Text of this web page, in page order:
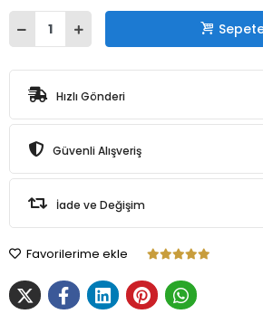
Hızlı Gönderi
Güvenli Alışveriş
İade ve Değişim
Favorilerime ekle